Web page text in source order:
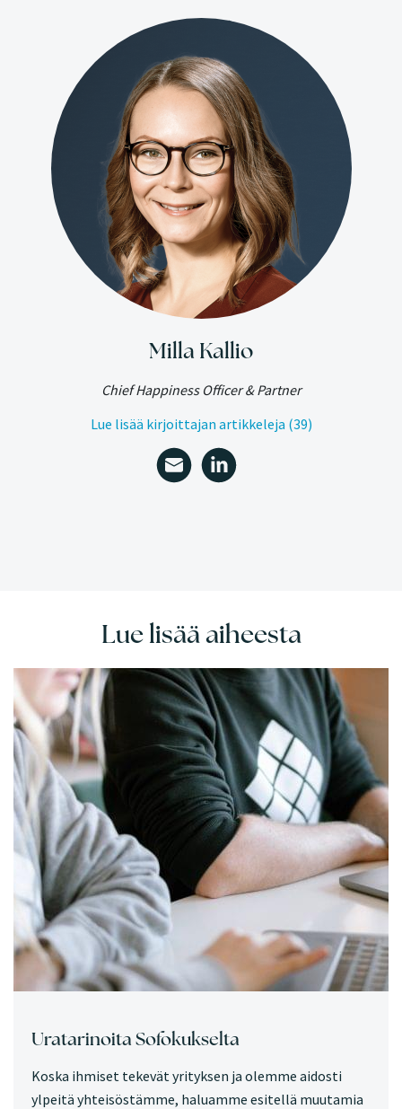
Milla Kallio
Chief Happiness Officer & Partner
Lue lisää kirjoittajan artikkeleja (39)
Lue lisää aiheesta
Uratarinoita Sofokukselta
Koska ihmiset tekevät yrityksen ja olemme aidosti
ylpeitä yhteisöstämme, haluamme esitellä muutamia